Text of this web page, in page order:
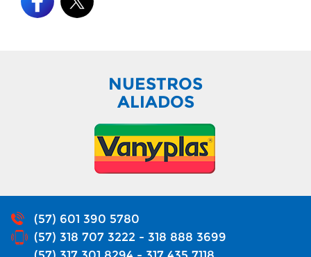
NUESTROS
ALIADOS
(57) 601 390 5780
(57) 318 707 3222 - 318 888 3699